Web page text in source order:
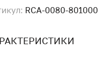
RCA-0080-801000